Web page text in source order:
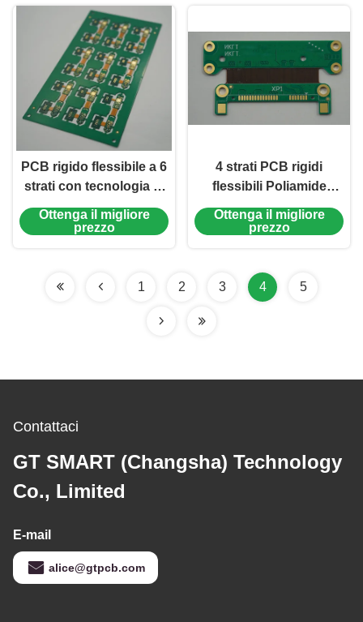
PCB rigido flessibile a 6
strati con tecnologia di
progettazione di
precisione e multilivello
Ottenga il migliore
prezzo
4 strati PCB rigidi
flessibili Poliamide
Kapton FR4 EING e
integrazione di
Ottenga il migliore
prezzo
1 2 3 4 5
Contattaci
GT SMART (Changsha) Technology
Co., Limited
E-mail
alice@gtpcb.com